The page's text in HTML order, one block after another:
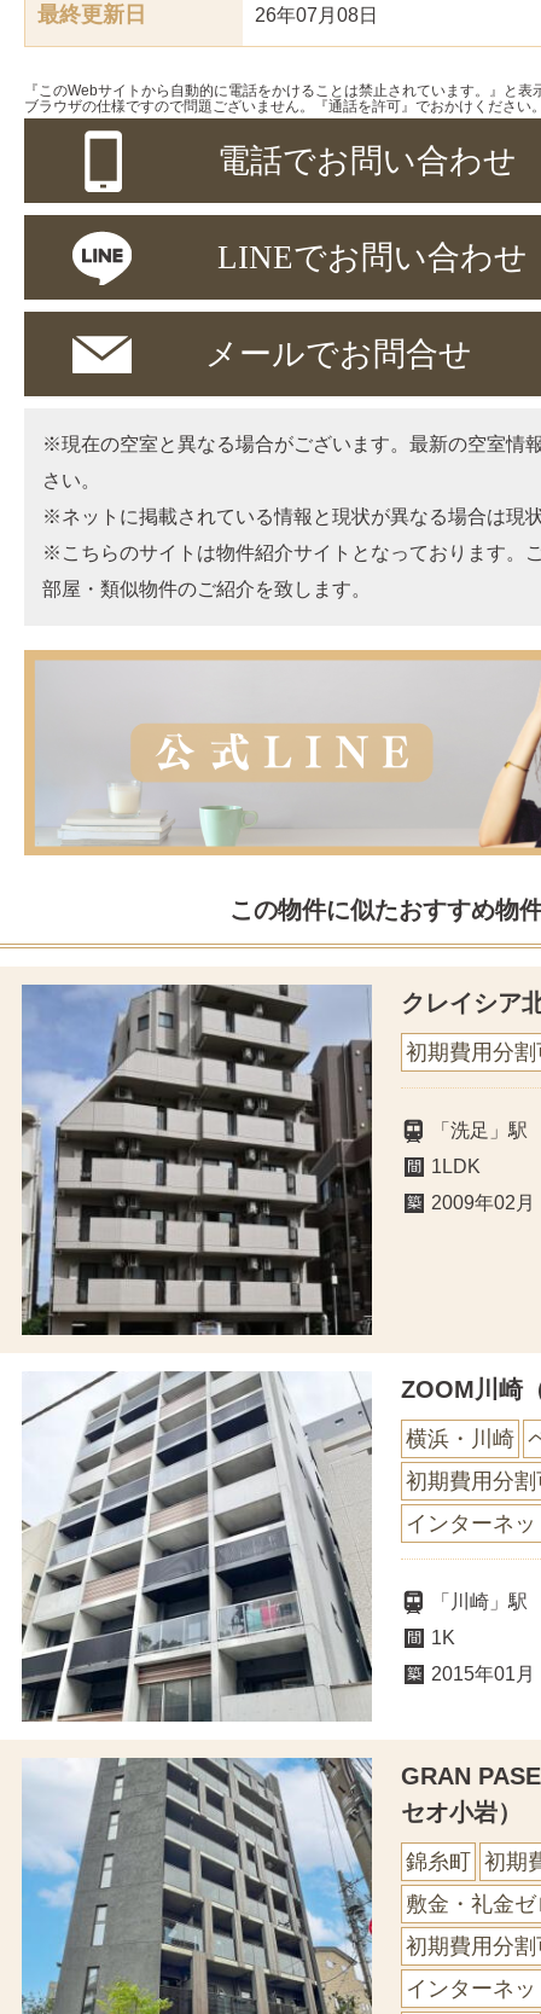
最終更新日 26年07月08日
『このWebサイトから自動的に電話をかけることは禁止されています。』と
ブラウザの仕様ですので問題ございません。『通話を許可』でおかけください
電話でお問い合わせ
LINEでお問い合わせ
メールでお問合せ
※現在の空室と異なる場合がございます。最新の空室情
さい。
※ネットに掲載されている情報と現状が異なる場合は現
※こちらのサイトは物件紹介サイトとなっております。
部屋・類似物件のご紹介を致します。
この物件に似たおすすめ物
クレイシア
初期費用分割
「洗足」
1LDK
2009年02月
ZOOM川崎
横浜・川崎
初期費用分割
インターネ
「川崎」
1K
2015年01月
GRAN
セオ小岩）
錦糸町
初期
敷金・礼金ゼ
初期費用分割
インターネ